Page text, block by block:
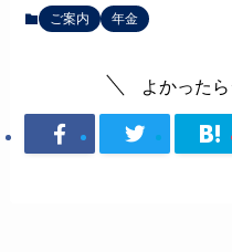
ご案内 年金
よかった